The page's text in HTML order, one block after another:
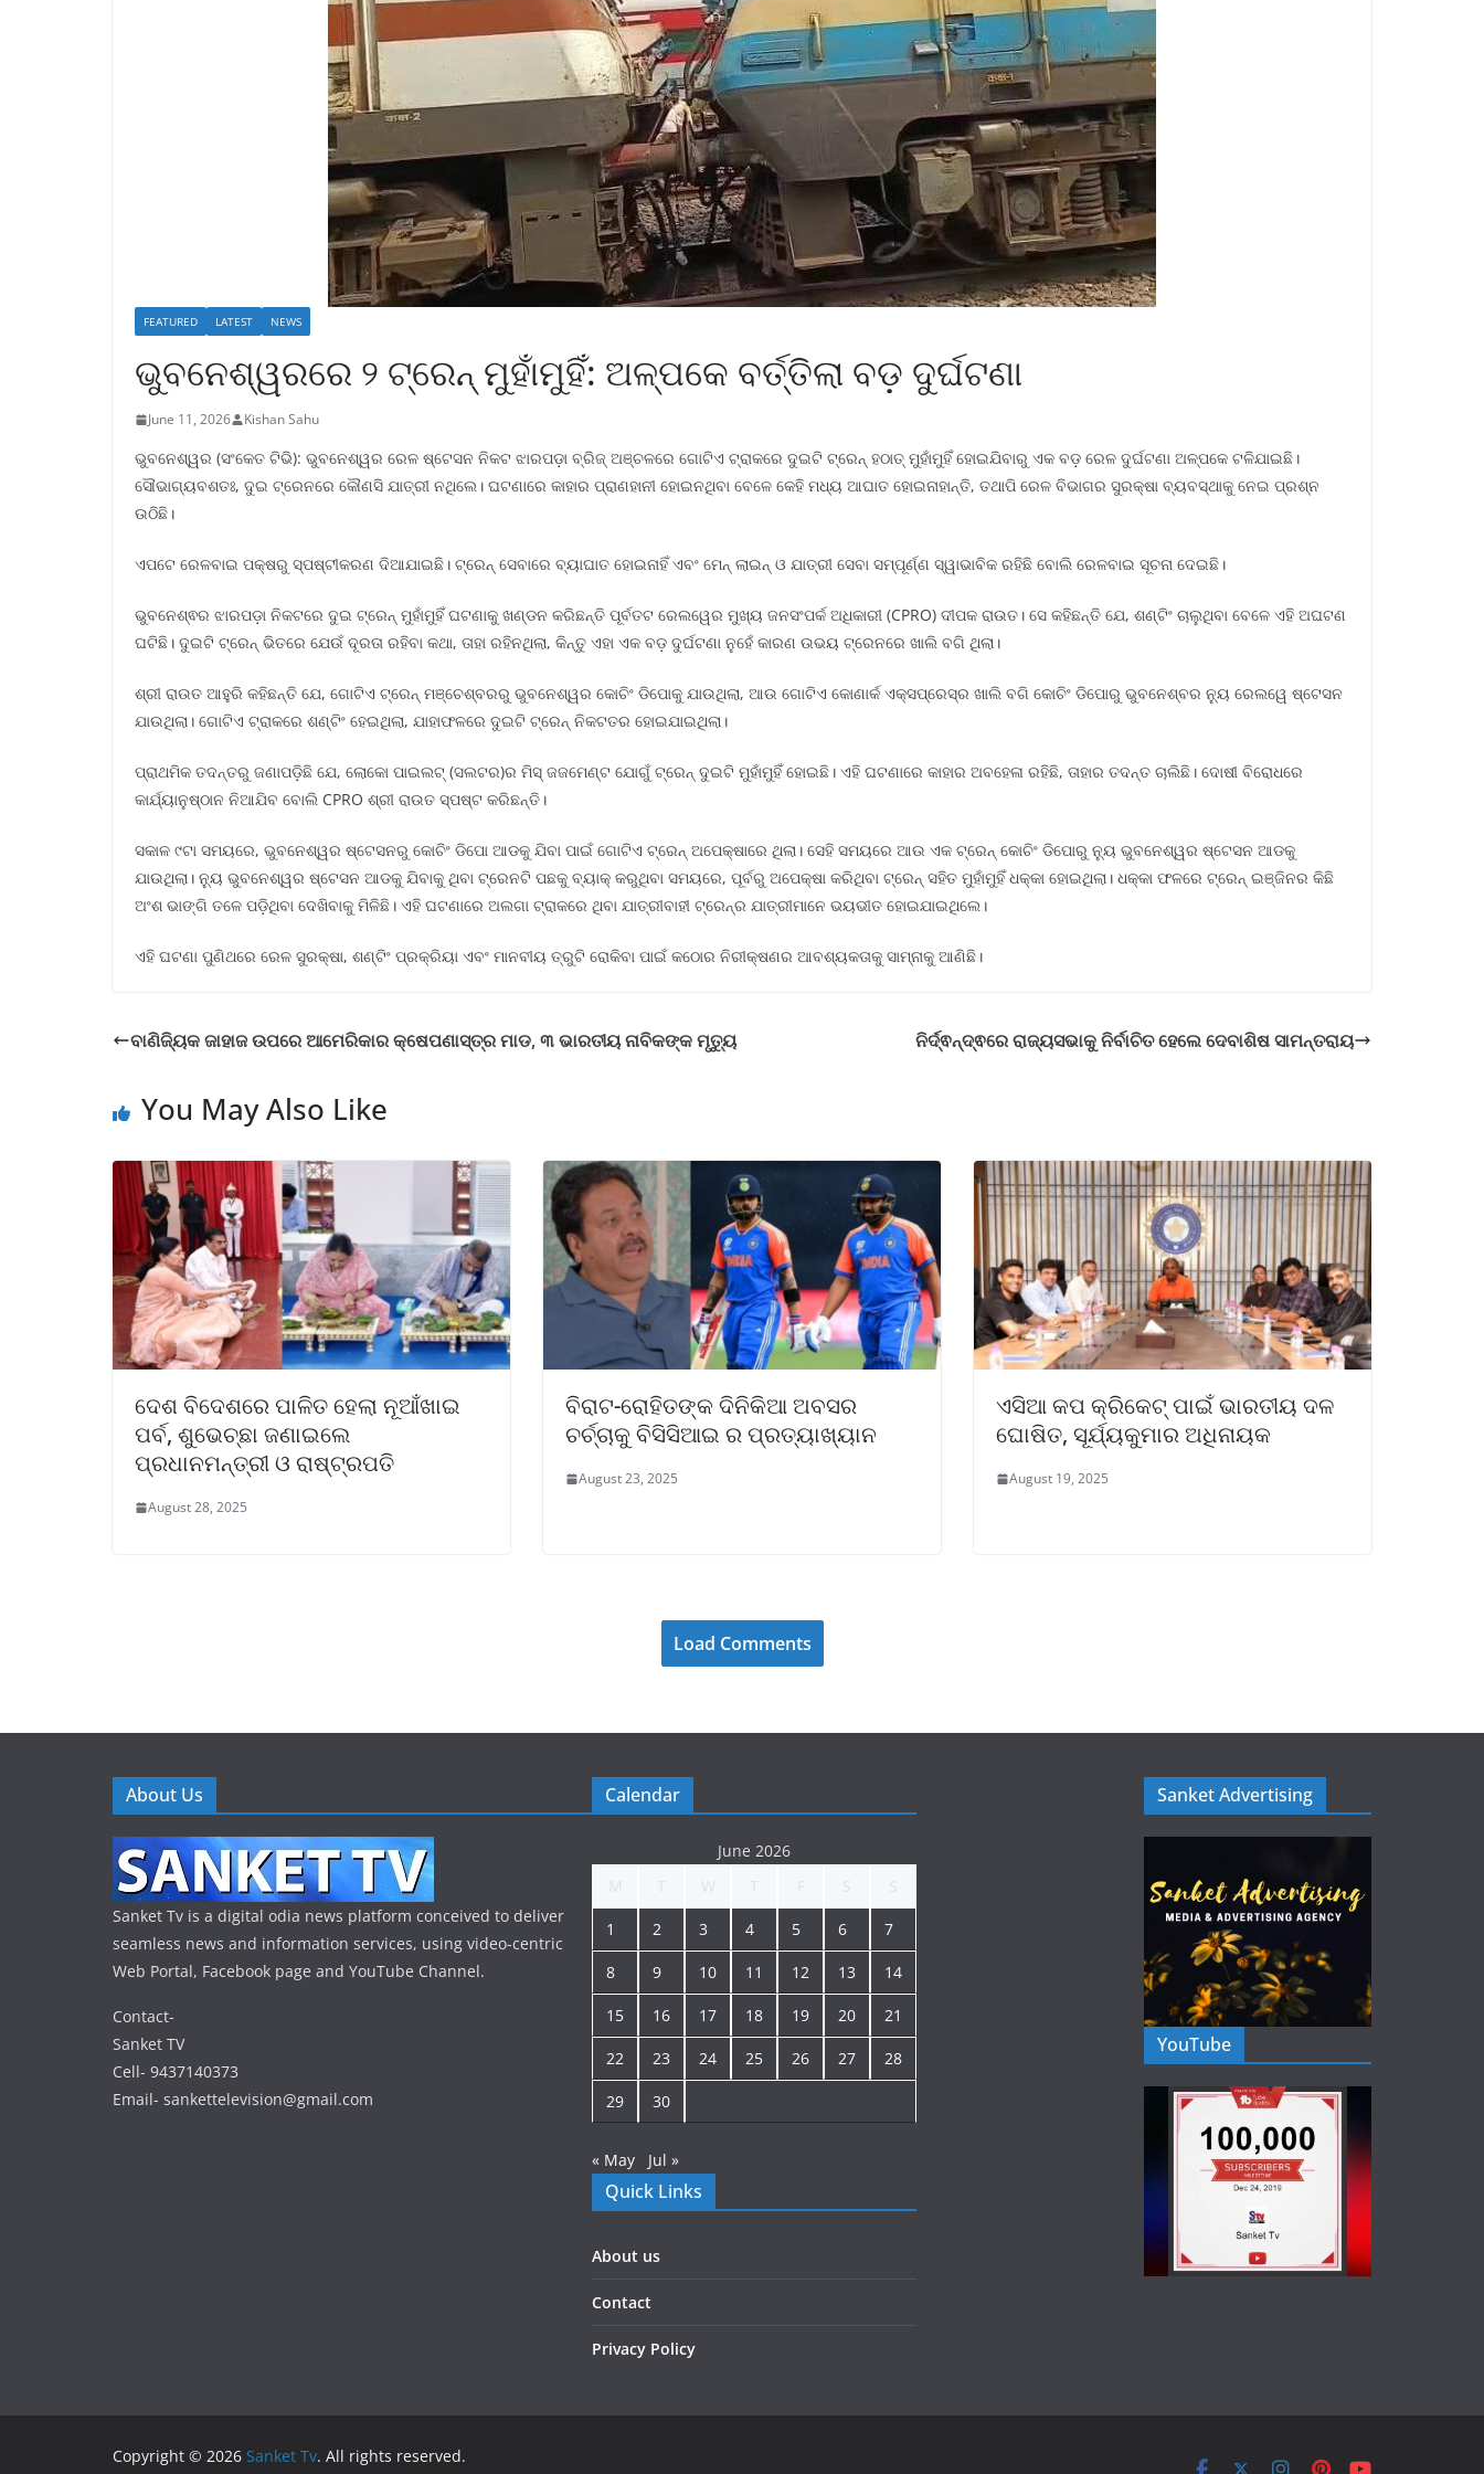
FEATURED LATEST NEWS
ଭୁବନେଶ୍ୱରରେ ୨ ଟ୍ରେନ୍ ମୁହାଁମୁହିଁ: ଅଳ୍ପକେ ବର୍ତ୍ତିଲା ବଡ଼ ଦୁର୍ଘଟଣା
June 11, 2026 Kishan Sahu
ଭୁବନେଶ୍ୱର (ସଂକେତ ଟିଭି): ଭୁବନେଶ୍ୱର ରେଳ ଷ୍ଟେସନ ନିକଟ ଝାରପଡ଼ା ବ୍ରିଜ୍ ଅଞ୍ଚଳରେ ଗୋଟିଏ ଟ୍ରାକରେ ଦୁଇଟି ଟ୍ରେନ୍ ହଠାତ୍ ମୁହାଁମୁହିଁ ହୋଇଯିବାରୁ ଏକ ବଡ଼ ରେଳ ଦୁର୍ଘଟଣା ଅଳ୍ପକେ ଟଳିଯାଇଛି।
ସୌଭାଗ୍ୟବଶତଃ, ଦୁଇ ଟ୍ରେନରେ କୌଣସି ଯାତ୍ରୀ ନଥିଲେ। ଘଟଣାରେ କାହାର ପ୍ରାଣହାନୀ ହୋଇନଥିବା ବେଳେ କେହି ମଧ୍ୟ ଆଘାତ ହୋଇନାହାନ୍ତି, ତଥାପି ରେଳ ବିଭାଗର ସୁରକ୍ଷା ବ୍ୟବସ୍ଥାକୁ ନେଇ ପ୍ରଶ୍ନ
ଉଠିଛି।
ଏପଟେ ରେଳବାଇ ପକ୍ଷରୁ ସ୍ପଷ୍ଟୀକରଣ ଦିଆଯାଇଛି। ଟ୍ରେନ୍ ସେବାରେ ବ୍ୟାଘାତ ହୋଇନାହିଁ ଏବଂ ମେନ୍ ଲାଇନ୍ ଓ ଯାତ୍ରୀ ସେବା ସମ୍ପୂର୍ଣ୍ଣ ସ୍ୱାଭାବିକ ରହିଛି ବୋଲି ରେଳବାଇ ସୂଚନା ଦେଇଛି।
ଭୁବନେଶ୍ଵର ଝାରପଡ଼ା ନିକଟରେ ଦୁଇ ଟ୍ରେନ୍ ମୁହାଁମୁହିଁ ଘଟଣାକୁ ଖଣ୍ଡନ କରିଛନ୍ତି ପୂର୍ବତଟ ରେଲୱେର ମୁଖ୍ୟ ଜନସଂପର୍କ ଅଧିକାରୀ (CPRO) ଦୀପକ ରାଉତ। ସେ କହିଛନ୍ତି ଯେ, ଶଣ୍ଟିଂ ଚାଲୁଥିବା ବେଳେ ଏହି ଅଘଟଣ
ଘଟିଛି। ଦୁଇଟି ଟ୍ରେନ୍ ଭିତରେ ଯେଉଁ ଦୂରତା ରହିବା କଥା, ତାହା ରହିନଥିଲା, କିନ୍ତୁ ଏହା ଏକ ବଡ଼ ଦୁର୍ଘଟଣା ନୁହେଁ କାରଣ ଉଭୟ ଟ୍ରେନରେ ଖାଲି ବଗି ଥିଲା।
ଶ୍ରୀ ରାଉତ ଆହୁରି କହିଛନ୍ତି ଯେ, ଗୋଟିଏ ଟ୍ରେନ୍ ମଞ୍ଚେଶ୍ବରରୁ ଭୁବନେଶ୍ୱର କୋଚିଂ ଡିପୋକୁ ଯାଉଥିଲା, ଆଉ ଗୋଟିଏ କୋଣାର୍କ ଏକ୍ସପ୍ରେସ୍ର ଖାଲି ବଗି କୋଚିଂ ଡିପୋରୁ ଭୁବନେଶ୍ବର ନ୍ୟୁ ରେଲୱେ ଷ୍ଟେସନ
ଯାଉଥିଲା। ଗୋଟିଏ ଟ୍ରାକରେ ଶଣ୍ଟିଂ ହେଇଥିଲା, ଯାହାଫଳରେ ଦୁଇଟି ଟ୍ରେନ୍ ନିକଟତର ହୋଇଯାଇଥିଲା।
ପ୍ରାଥମିକ ତଦନ୍ତରୁ ଜଣାପଡ଼ିଛି ଯେ, ଲୋକୋ ପାଇଲଟ୍ (ସଲଟର)ର ମିସ୍ ଜଜମେଣ୍ଟ ଯୋଗୁଁ ଟ୍ରେନ୍ ଦୁଇଟି ମୁହାଁମୁହିଁ ହୋଇଛି। ଏହି ଘଟଣାରେ କାହାର ଅବହେଳା ରହିଛି, ତାହାର ତଦନ୍ତ ଚାଲିଛି। ଦୋଷୀ ବିରୋଧରେ
କାର୍ଯ୍ୟାନୁଷ୍ଠାନ ନିଆଯିବ ବୋଲି CPRO ଶ୍ରୀ ରାଉତ ସ୍ପଷ୍ଟ କରିଛନ୍ତି।
ସକାଳ ୯ଟା ସମୟରେ, ଭୁବନେଶ୍ୱର ଷ୍ଟେସନରୁ କୋଚିଂ ଡିପୋ ଆଡକୁ ଯିବା ପାଇଁ ଗୋଟିଏ ଟ୍ରେନ୍ ଅପେକ୍ଷାରେ ଥିଲା। ସେହି ସମୟରେ ଆଉ ଏକ ଟ୍ରେନ୍ କୋଚିଂ ଡିପୋରୁ ନ୍ୟୁ ଭୁବନେଶ୍ୱର ଷ୍ଟେସନ ଆଡକୁ
ଯାଉଥିଲା। ନ୍ୟୁ ଭୁବନେଶ୍ୱର ଷ୍ଟେସନ ଆଡକୁ ଯିବାକୁ ଥିବା ଟ୍ରେନଟି ପଛକୁ ବ୍ୟାକ୍ କରୁଥିବା ସମୟରେ, ପୂର୍ବରୁ ଅପେକ୍ଷା କରିଥିବା ଟ୍ରେନ୍ ସହିତ ମୁହାଁମୁହିଁ ଧକ୍କା ହୋଇଥିଲା। ଧକ୍କା ଫଳରେ ଟ୍ରେନ୍ ଇଞ୍ଜିନର କିଛି
ଅଂଶ ଭାଙ୍ଗି ତଳେ ପଡ଼ିଥିବା ଦେଖିବାକୁ ମିଳିଛି। ଏହି ଘଟଣାରେ ଅଲଗା ଟ୍ରାକରେ ଥିବା ଯାତ୍ରୀବାହୀ ଟ୍ରେନ୍ର ଯାତ୍ରୀମାନେ ଭୟଭୀତ ହୋଇଯାଇଥିଲେ।
ଏହି ଘଟଣା ପୁଣିଥରେ ରେଳ ସୁରକ୍ଷା, ଶଣ୍ଟିଂ ପ୍ରକ୍ରିୟା ଏବଂ ମାନବୀୟ ତ୍ରୁଟି ରୋକିବା ପାଇଁ କଠୋର ନିରୀକ୍ଷଣର ଆବଶ୍ୟକତାକୁ ସାମ୍ନାକୁ ଆଣିଛି।
ବାଣିଜ୍ୟିକ ଜାହାଜ ଉପରେ ଆମେରିକାର କ୍ଷେପଣାସ୍ତ୍ର ମାଡ, ୩ ଭାରତୀୟ ନାବିକଙ୍କ ମୃତ୍ୟୁ ନିର୍ଦ୍ଵନ୍ଦ୍ଵରେ ରାଜ୍ୟସଭାକୁ ନିର୍ବାଚିତ ହେଲେ ଦେବାଶିଷ ସାମନ୍ତରାୟ
You May Also Like
ଦେଶ ବିଦେଶରେ ପାଳିତ ହେଲା ନୂଆଁଖାଇ
ପର୍ବ, ଶୁଭେଚ୍ଛା ଜଣାଇଲେ
ପ୍ରଧାନମନ୍ତ୍ରୀ ଓ ରାଷ୍ଟ୍ରପତି
August 28, 2025
ବିରାଟ-ରୋହିତଙ୍କ ଦିନିକିଆ ଅବସର
ଚର୍ଚ୍ଚାକୁ ବିସିସିଆଇ ର ପ୍ରତ୍ୟାଖ୍ୟାନ
August 23, 2025
ଏସିଆ କପ କ୍ରିକେଟ୍ ପାଇଁ ଭାରତୀୟ ଦଳ
ଘୋଷିତ, ସୂର୍ଯ୍ୟକୁମାର ଅଧିନାୟକ
August 19, 2025
Load Comments
About Us
Sanket Tv is a digital odia news platform conceived to deliver
seamless news and information services, using video-centric
Web Portal, Facebook page and YouTube Channel.
Contact-
Sanket TV
Cell- 9437140373
Email- sankettelevision@gmail.com
Calendar
June 2026
1 2 3 4 5 6 7
8 9 10 11 12 13 14
15 16 17 18 19 20 21
22 23 24 25 26 27 28
29 30
« May Jul »
Quick Links
About us
Contact
Privacy Policy
Sanket Advertising
YouTube
Copyright © 2026 Sanket Tv. All rights reserved.